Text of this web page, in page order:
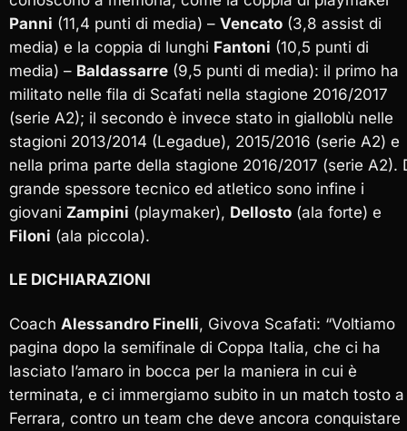
Panni (11,4 punti di media) – Vencato (3,8 assist di
media) e la coppia di lunghi Fantoni (10,5 punti di
media) – Baldassarre (9,5 punti di media): il primo ha
militato nelle fila di Scafati nella stagione 2016/2017
(serie A2); il secondo è invece stato in gialloblù nelle
stagioni 2013/2014 (Legadue), 2015/2016 (serie A2) e
nella prima parte della stagione 2016/2017 (serie A2).
grande spessore tecnico ed atletico sono infine i
giovani Zampini (playmaker), Dellosto (ala forte) e
Filoni (ala piccola).
LE DICHIARAZIONI
Coach Alessandro Finelli, Givova Scafati: “Voltiamo
pagina dopo la semifinale di Coppa Italia, che ci ha
lasciato l’amaro in bocca per la maniera in cui è
terminata, e ci immergiamo subito in un match tosto a
Ferrara, contro un team che deve ancora conquistare